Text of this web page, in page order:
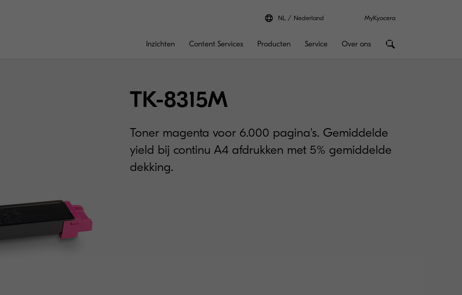
NL Nederland MyKyocera
Inzichten Content Services Producten Service Over ons
TK-8315M
Toner magenta voor 6.000 pagina's. Gemiddelde
yield bij continu A4 afdrukken met 5% gemiddelde
dekking.